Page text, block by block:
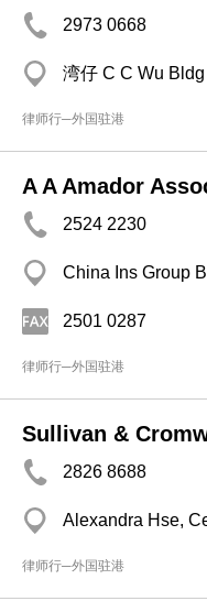
2973 0668
湾仔 C C Wu Bldg
律师行─外国驻港
A A Amador
2524 2230
China Ins Group
2501 0287
律师行─外国驻港
Sullivan &
2826 8688
Alexandra Hse,
律师行─外国驻港